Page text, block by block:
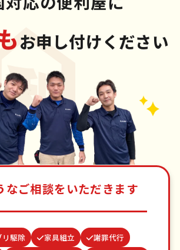
お申し付けください
なご相談をいただきます
リ駆除 家具組立
謝罪代行